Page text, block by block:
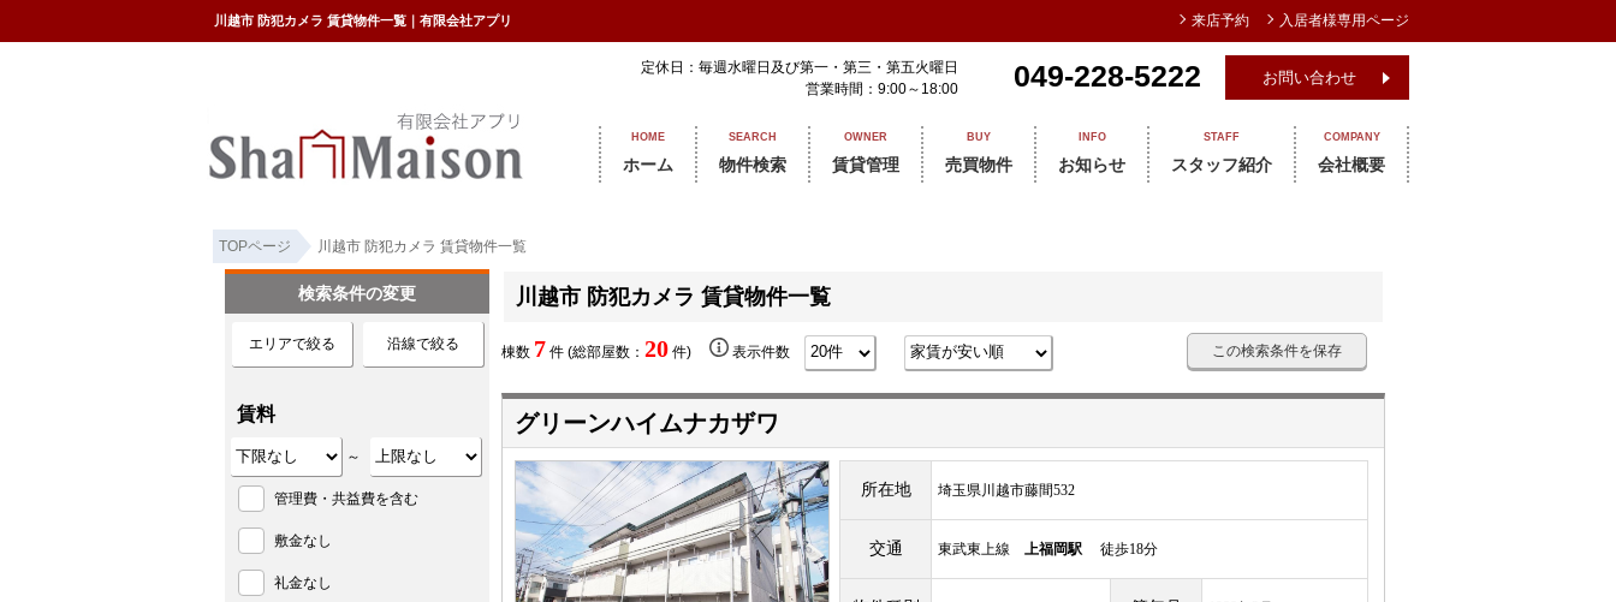
川越市 防犯カメラ 賃貸物件一覧｜有限会社アプリ
定休日：毎週水曜日及び第一・第三・第五火曜日
営業時間：9:00～18:00
049-228-5222 お問い合わせ
HOME
ホーム
SEARCH
物件検索
OWNER
賃貸管理
BUY
売買物件
INFO
お知らせ
STAFF
スタッフ紹介
COMPANY
会社概要
TOPページ 川越市 防犯カメラ 賃貸物件一覧
川越市 防犯カメラ 賃貸物件一覧
棟数 7 件 (総部屋数： 20 件) 表示件数 この検索条件を保存
グリーンハイムナカザワ
所在地 埼玉県川越市藤間532
交通 東武東上線 上福岡駅 徒歩18分
検索条件の変更
エリアで絞る 沿線で絞る
賃料
～
管理費・共益費を含む
敷金なし
礼金なし
来店予約 入居者様専用ページ